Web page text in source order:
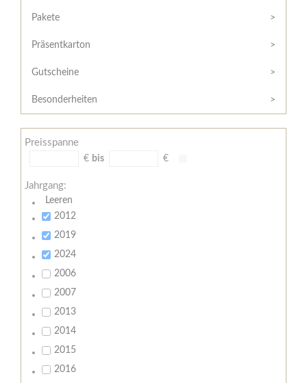
/
Widerrufsformular
AGB
Zahlungsbedingungen
Meine
Pakete
Präsentkarton
Gutscheine
Besonderheiten
Preisspanne
€ bis €
Jahrgang:
Leeren
2012
2019
2024
2006
2007
2013
2014
2015
2016